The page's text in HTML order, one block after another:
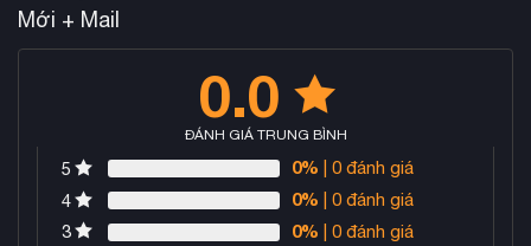
Mới + Mail
0.0
ĐÁNH GIÁ TRUNG BÌNH
5 0% | 0 đánh giá
4
0% | 0 đánh giá
3
0% | 0 đánh giá